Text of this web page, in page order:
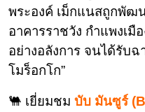
พระองค์ เม็กแนสถูกพัฒน
อาคารราชวัง กำแพงเมื
อย่างอลังการ จนได้รับฉ
โมร็อกโก”
🐫 เยี่ยมชม บับ มันซูร์